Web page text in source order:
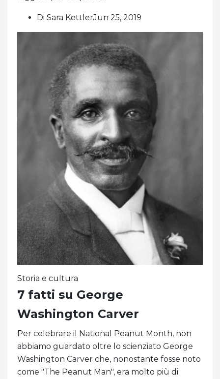
Di Sara KettlerJun 25, 2019
Storia e cultura
7 fatti su George
Washington Carver
Per celebrare il National Peanut Month, non
abbiamo guardato oltre lo scienziato George
Washington Carver che, nonostante fosse noto
come "The Peanut Man", era molto più di